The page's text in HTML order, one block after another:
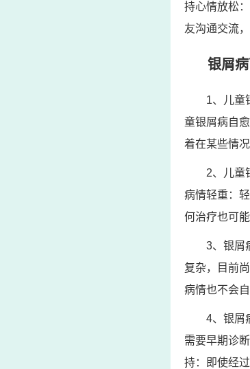
持心情放松
友沟通交流
银屑
1、儿童
童银屑病自
着在某些情
2、儿童
病情轻重：
何治疗也可
3、银屑
复杂，目前
病情也不会自
4、银屑
需要早期诊
持：即使经